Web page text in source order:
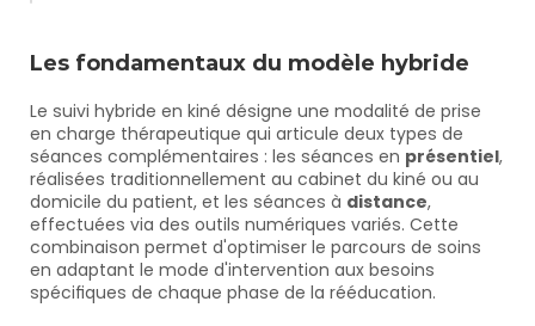
Les fondamentaux du modèle hybride
Le suivi hybride en kiné désigne une modalité de prise
en charge thérapeutique qui articule deux types de
séances complémentaires : les séances en présentiel,
réalisées traditionnellement au cabinet du kiné ou au
domicile du patient, et les séances à distance,
effectuées via des outils numériques variés. Cette
combinaison permet d'optimiser le parcours de soins
en adaptant le mode d'intervention aux besoins
spécifiques de chaque phase de la rééducation.